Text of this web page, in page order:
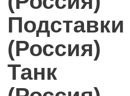
Подставки
(Россия)
Танк